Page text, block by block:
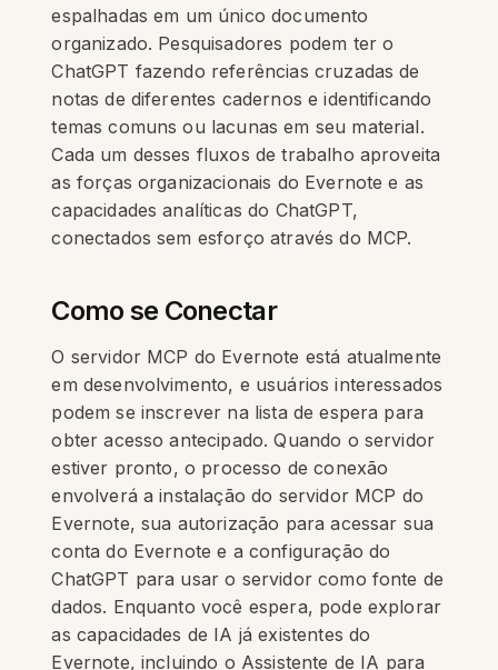
espalhadas em um único documento
organizado. Pesquisadores podem ter o
ChatGPT fazendo referências cruzadas de
notas de diferentes cadernos e identificando
temas comuns ou lacunas em seu material.
Cada um desses fluxos de trabalho aproveita
as forças organizacionais do Evernote e as
capacidades analíticas do ChatGPT,
conectados sem esforço através do MCP.
Como se Conectar
O servidor MCP do Evernote está atualmente
em desenvolvimento, e usuários interessados
podem se inscrever na lista de espera para
obter acesso antecipado. Quando o servidor
estiver pronto, o processo de conexão
envolverá a instalação do servidor MCP do
Evernote, sua autorização para acessar sua
conta do Evernote e a configuração do
ChatGPT para usar o servidor como fonte de
dados. Enquanto você espera, pode explorar
as capacidades de IA já existentes do
Evernote, incluindo o Assistente de IA para